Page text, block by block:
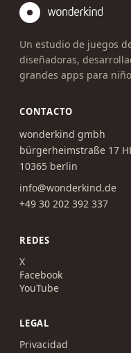
Un estudio de juegos
diseñadoras,
grandes apps para
CONTACTO
wonderkind gmbh
bürgerheimstraße 17
10365 berlin
info@wonderkind.de
+49 30 202 392 337
REDES
X
Facebook
YouTube
LEGAL
Privacidad